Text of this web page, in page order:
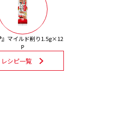
白だし
ジョブリターン制
』マイルド削り1.5g×12
P
レシピ一覧